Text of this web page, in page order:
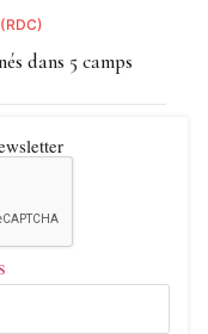
dans 5 camps